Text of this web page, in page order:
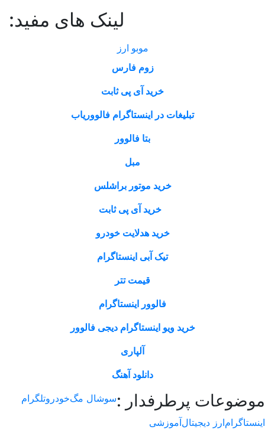
لینک های مفید:
موبو ارز
زوم فارس
خرید آی پی ثابت
تبلیغات در اینستاگرام فالووریاب
بتا فالوور
خرید موتور براشلس
خرید آی پی ثابت
خرید هدلایت خودرو
تیک آبی اینستاگرام
قیمت تتر
فالوور اینستاگرام
خرید ویو اینستاگرام دیجی فالوور
آلپاری
دانلود آهنگ
پرطرفدار : سوشال مگخودروتلگرام
ارز دیجیتالآموزشی